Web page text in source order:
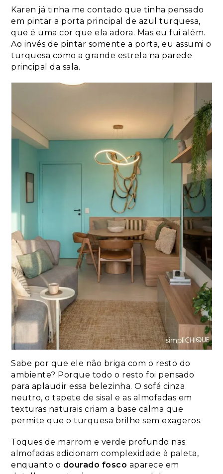
Karen já tinha me contado que tinha pensado
em pintar a porta principal de azul turquesa,
que é uma cor que ela adora. Mas eu fui além.
Ao invés de pintar somente a porta, eu assumi o
turquesa como a grande estrela na parede
principal da sala.
Sabe por que ele não briga com o resto do
ambiente? Porque todo o resto foi pensado
para aplaudir essa belezinha. O sofá cinza
neutro, o tapete de sisal e as almofadas em
texturas naturais criam a base calma que
permite que o turquesa brilhe sem exageros.
Toques de marrom e verde profundo nas
almofadas adicionam complexidade à paleta,
enquanto o dourado fosco aparece em